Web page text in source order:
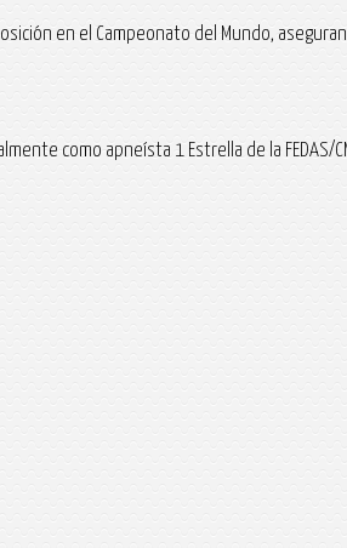
en el Campeonato del Mundo,
como apneísta 1 Estrella de la FEDAS/